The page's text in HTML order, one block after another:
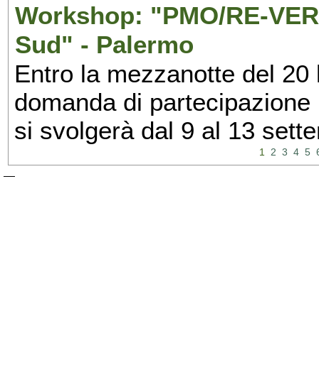
Workshop: "PMO/RE-
Sud" - Palermo
Entro la mezzanotte del
domanda di
si svolgerà dal 9 al 13
1 2 3 4 5